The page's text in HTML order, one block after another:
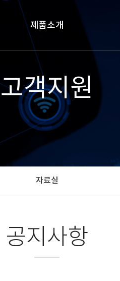
제품소개
조달우수제품
혁신제품
MAS(다수공급자)
상용 소프트웨어
고객지원
자료실
공지사항